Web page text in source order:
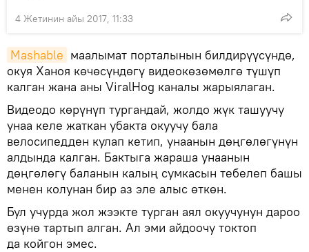
4 Жетинин айы 2017, 11:33
Mashable маалымат порталынын билдирүүсүндө,
окуя Ханоя көчөсүндөгү видеокөзөмөлгө түшүп
калган жана аны ViralHog каналы жарыялаган.
Видеодо көрүнүп тургандай, жолдо жүк ташуучу
унаа келе жаткан убакта окуучу бала
велосипедден кулап кетип, унаанын дөңгөлөгүнүн
алдында калган. Бактыга жараша унаанын
дөңгөлөгү баланын калың сумкасын тебелеп башы
менен колунан бир аз эле алыс өткөн.
Бул учурда жол жээкте турган аял окуучунун дароо
өзүнө тартып алган. Ал эми айдоочу токтоп
да койгон эмес.